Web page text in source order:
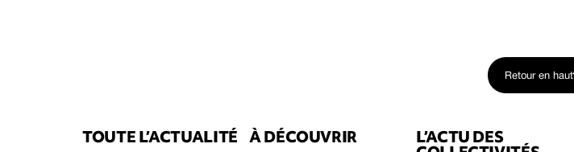
Retour en haut
TOUTE L’ACTUALITÉ À DÉCOUVRIR L’ACTU DES